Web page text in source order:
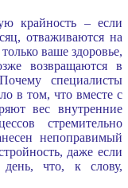
крайность – если
отваживаются на
ваше здоровье,
возвращаются в
специалисты
в том, что вместе с
вес внутренние
стремительно
непоправимый
даже если
что, к слову,